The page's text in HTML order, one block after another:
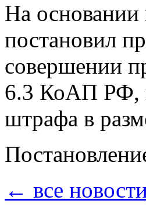
На
постановил
совершении
6.3 КоАП РФ,
штрафа в
← все